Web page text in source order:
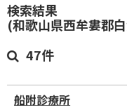
検索結果
(和歌山県西牟婁郡
47件
船附診療所